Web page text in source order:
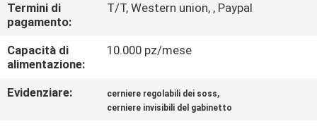
CASI
DEL
Termini di
pagamento:
T/T, Western union, , Paypal
Capacità di
alimentazione:
10.000 pz/mese
Evidenziare: cerniere regolabili dei soss,
cerniere invisibili del gabinetto